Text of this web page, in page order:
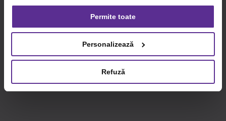
consimțământul oricând, făcând click pe linkul către
setările dvs. de cookie-uri.
privind utilizarea modulelor cookie.Detalii
Permite toate
Personalizează
Refuză